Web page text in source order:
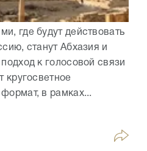
где будут действовать
станут Абхазия и
к голосовой связи
кругосветное
в рамках...